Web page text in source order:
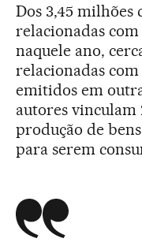
Dos 3,45
relacionadas
naquele ano,
relacionadas
emitidos em
autores vinculam
produção de
para serem